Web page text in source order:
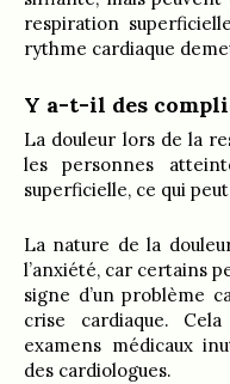
respiration
rythme cardiaque
Y a-t-il des
La douleur lors de la
les personnes
superficielle, ce qui
La nature de la
l’anxiété, car certains
signe d’un problème
crise cardiaque.
examens médicaux
des cardiologues.